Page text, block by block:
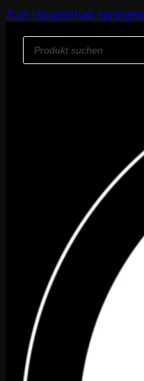
Zum Hauptinhalt springen
Products
search